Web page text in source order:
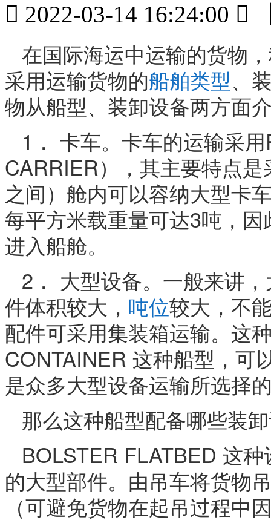
 2022-03-14 16:24:00 
在国际海运中运输的货物
采用运输货物的船舶类型、
物从船型、装卸设备两方面
1． 卡车。卡车的运输采
CARRIER），其主要特点
之间）舱内可以容纳大型卡
每平方米载重量可达3吨，
进入船舱。
2． 大型设备。一般来讲
件体积较大， 吨位较大，不
配件可采用集装箱运输。这
CONTAINER 这种船型，可
是众多大型设备运输所选择
那么这种船型配备哪些装
BOLSTER FLATBED 这
的大型部件。由吊车将货物
（可避免货物在起吊过程中